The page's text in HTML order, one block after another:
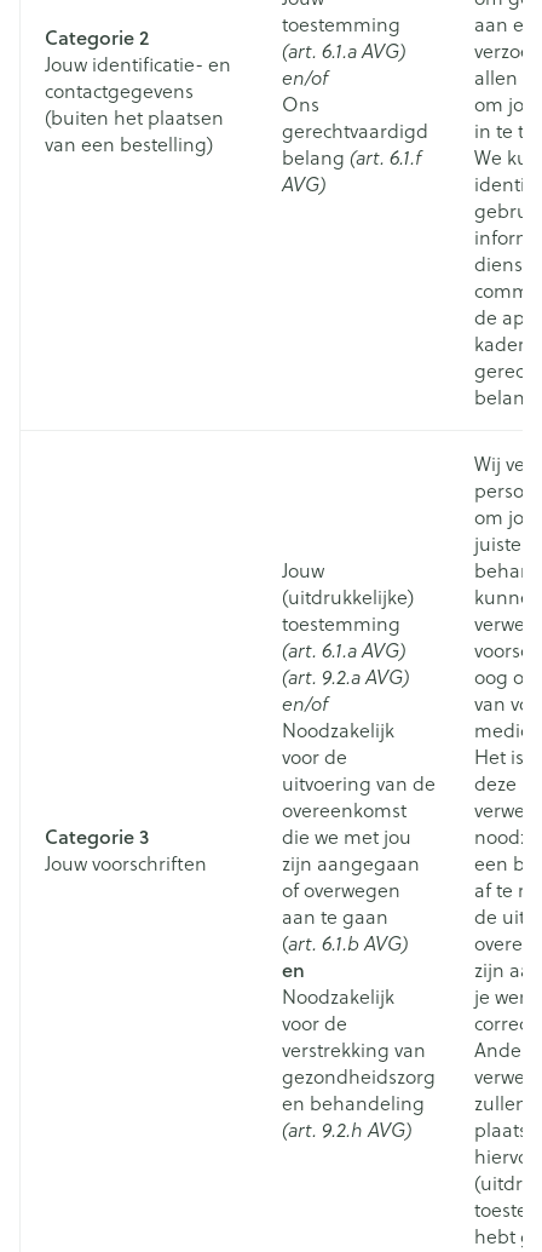
Categorie 2
Jouw identificatie- en
contactgegevens
(buiten het plaatsen
van een bestelling)
toestemming
(art. 6.1.a AVG)
en/of
Ons
gerechtvaardigd
belang (art. 6.1.f
AVG)
aan
allen
om
in te
We
de
kader
Categorie 3
Jouw voorschriften
Jouw
(uitdrukkelijke)
toestemming
(art. 6.1.a AVG)
(art. 9.2.a AVG)
en/of
Noodzakelijk
voor de
uitvoering van de
overeenkomst
die we met jou
zijn aangegaan
of overwegen
aan te gaan
(art. 6.1.b AVG)
en
Noodzakelijk
voor de
verstrekking van
gezondheidszorg
en behandeling
(art. 9.2.h AVG)
Wij
om jou
juiste
oog op
van
Het is
deze
een
af te
de
zijn
je
correct
Andere
zullen
hebt